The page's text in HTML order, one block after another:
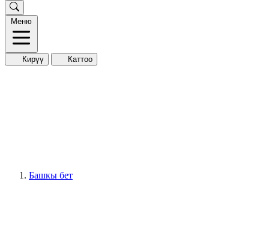
Меню
Кирүү Каттоо
Башкы бет